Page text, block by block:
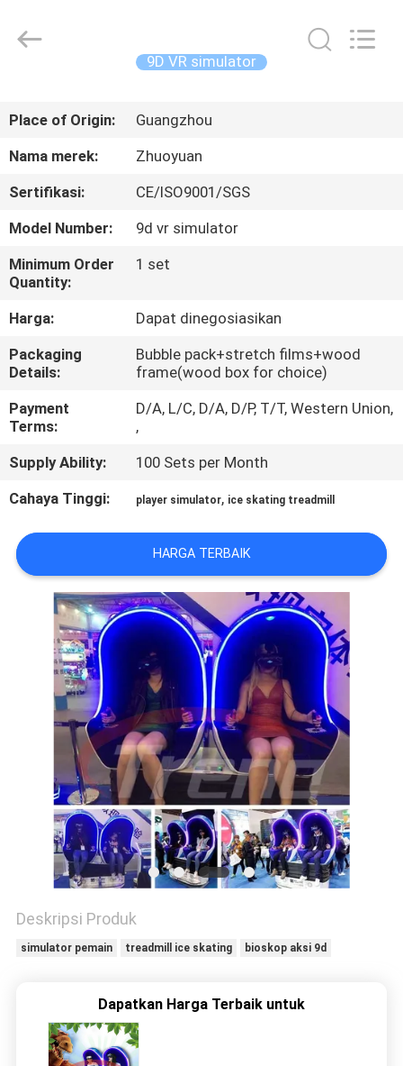
PRODUK
VR
TENTANG
KAMI
TUR
PABRIK
KONTROL
KUALITAS
HUBUNGI
KAMI
BERITA
KASUS
SITEMAP
PRIVACY
POLICY
Co.,Ltd.
9D VR simulator
Place of Origin:
Guangzhou
Nama merek:
Zhuoyuan
Sertifikasi:
CE/ISO9001/SGS
Model Number:
9d vr simulator
Minimum Order
Quantity:
1 set
Harga:
Dapat dinegosiasikan
Packaging
Details:
Bubble pack+stretch films+wood
frame(wood box for choice)
Payment
Terms:
D/A, L/C, D/A, D/P, T/T, Western Union,
,
Supply Ability:
100 Sets per Month
Cahaya Tinggi:
player simulator, ice skating treadmill
HARGA TERBAIK
Deskripsi Produk
simulator pemain treadmill ice skating bioskop aksi 9d
Dapatkan Harga Terbaik untuk